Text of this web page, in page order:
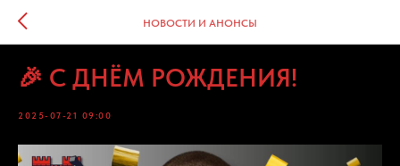
НОВОСТИ И АНОНСЫ
🎉 С ДНЁМ РОЖДЕНИЯ!
2025-07-21 09:00